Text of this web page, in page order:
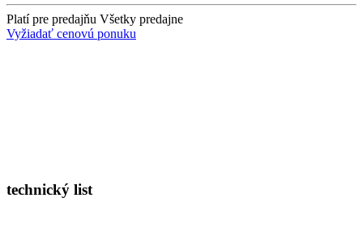
Platí pre predajňu Všetky predajne
Vyžiadať cenovú ponuku
technický list